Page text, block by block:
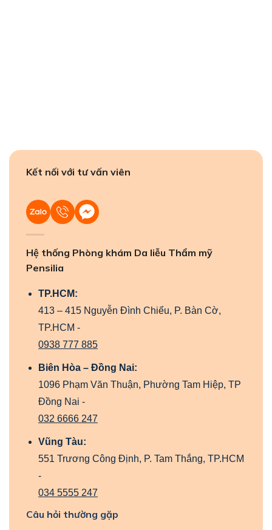
Kết nối với tư vấn viên
Hệ thống Phòng khám Da liễu Thẩm mỹ
Pensilia
TP.HCM:
413 – 415 Nguyễn Đình Chiểu, P. Bàn Cờ,
TP.HCM -
0938 777 885
Biên Hòa – Đồng Nai:
1096 Phạm Văn Thuận, Phường Tam Hiệp, TP
Đồng Nai -
032 6666 247
Vũng Tàu:
551 Trương Công Định, P. Tam Thắng, TP.HCM
-
034 5555 247
Câu hỏi thường gặp